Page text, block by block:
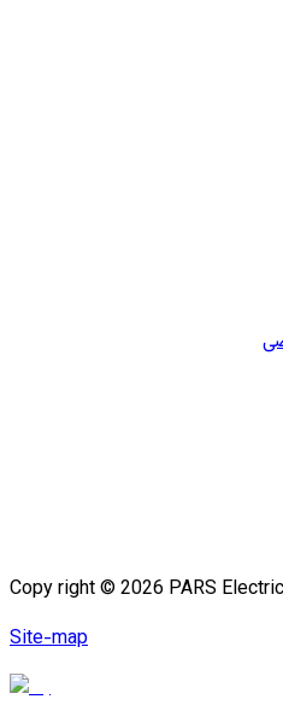
Copy right © 2026 PARS
Site-map